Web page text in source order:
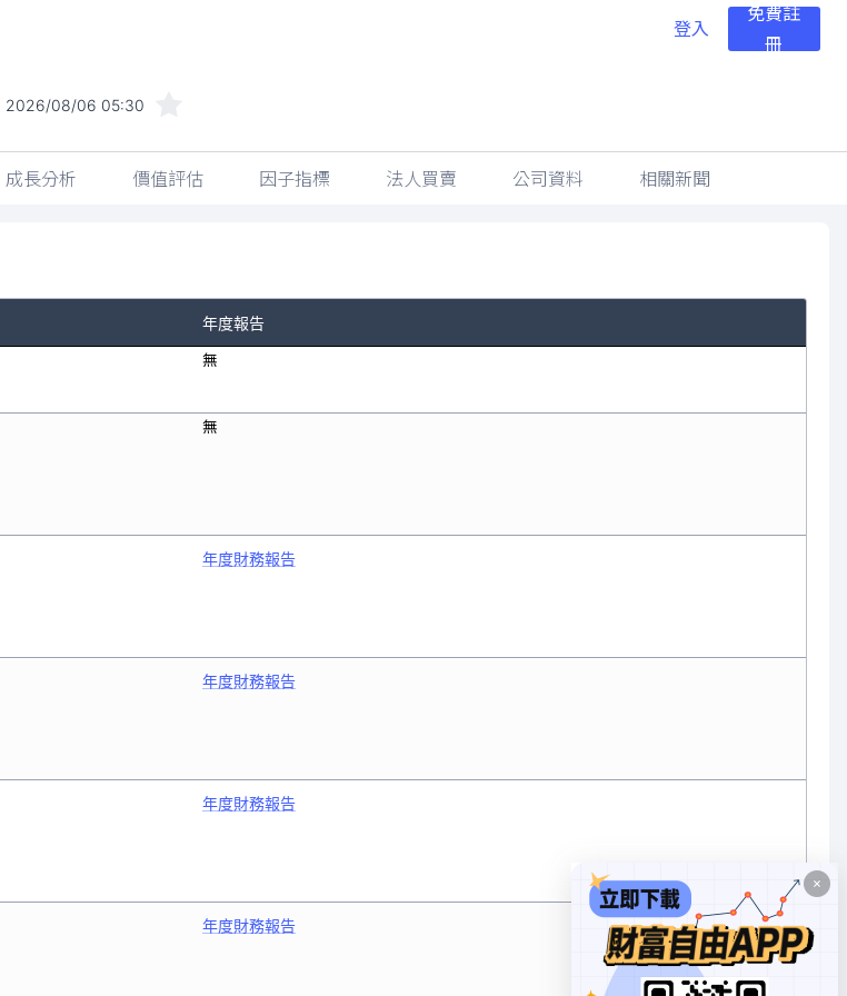
登入
免費註
冊
2026/08/06 05:30
成長分析 價值評估 因子指標 法人買賣 公司資料 相關新聞
年度報告
無
無
年度財務報告
年度財務報告
年度財務報告
年度財務報告